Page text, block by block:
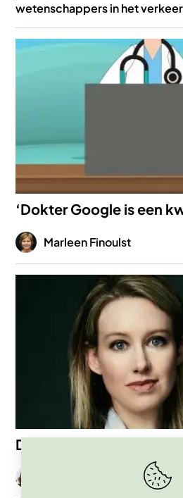
wetenschappers in het
Afbeelding
‘Dokter Google is een
Afbeelding
Marleen Finoulst
De zaak Theranos en
Afbeelding